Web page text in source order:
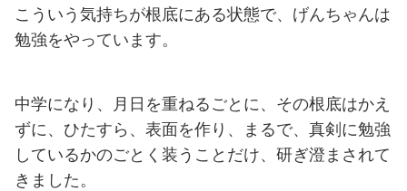
こういう気持ちが根底にある状態で、げんちゃんは
勉強をやっています。
中学になり、月日を重ねるごとに、その根底はかえ
ずに、ひたすら、表面を作り、まるで、真剣に勉強
しているかのごとく装うことだけ、研ぎ澄まされて
きました。